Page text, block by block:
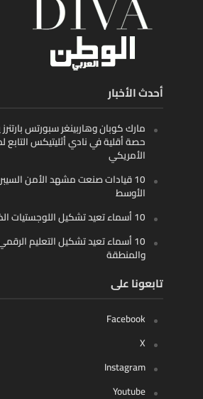
أحدث الأخبار
مارك كوبان وهاربينغر سبورتس
حصة أقلية في نادي أثليتيكس التابع
الأمريكي
10 قيادات صنعت مشهد الأمن
الأوسط
10 أسماء تعيد تشكيل اللوجستيات الذكية في الخليج
10 أسماء تعيد تشكيل التعليم
والمنطقة
تابعونا على
Facebook
X
Instagram
Youtube